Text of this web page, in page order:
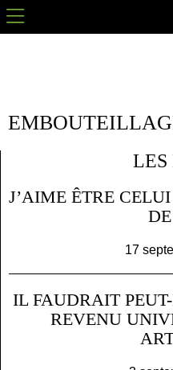
LES
J’AIME ÊTRE
17
IL FAUDRAIT
REVENU